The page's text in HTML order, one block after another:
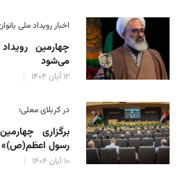
اخبار رویداد ملی
چهارمین
می‌شود
۱۲ آبان ۱۴۰۴
در کربلای معلی؛
برگزاری
رسول اعظم(ص)»
۱۰ آبان ۱۴۰۴